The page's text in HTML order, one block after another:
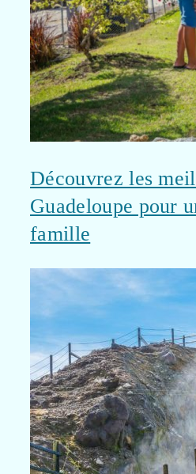
Découvrez les
Guadeloupe pour
famille